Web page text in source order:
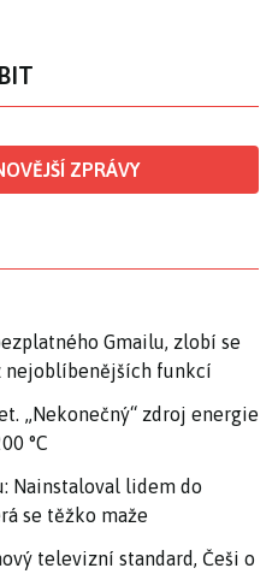
ZPRÁVY
Gmailu, zlobí se
nejoblíbenějších funkcí
„Nekonečný“ zdroj energie
°C
Nainstaloval lidem do
se těžko maže
televizní standard, Češi o